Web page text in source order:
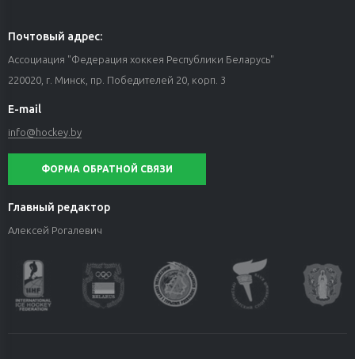
Почтовый адрес:
Ассоциация "Федерация хоккея Республики Беларусь"
220020, г. Минск, пр. Победителей 20, корп. 3
E-mail
info@hockey.by
ФОРМА ОБРАТНОЙ СВЯЗИ
Главный редактор
Алексей Рогалевич